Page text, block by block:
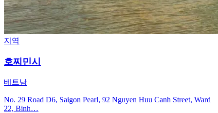
지역
호찌민시
베트남
No. 29 Road D6, Saigon Pearl, 92 Nguyen Huu Canh Street, Ward
22, Binh…